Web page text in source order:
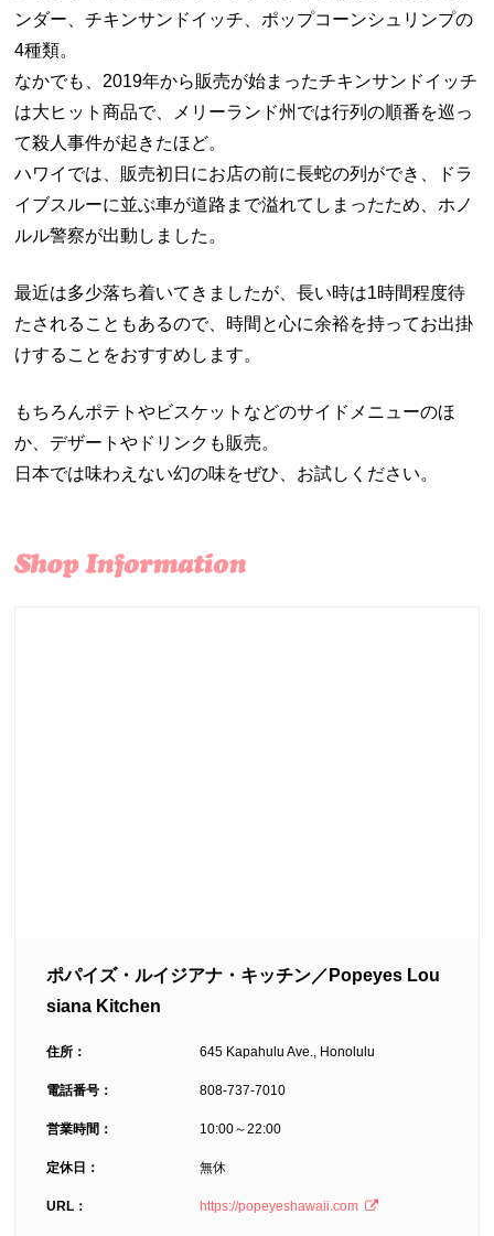
ンダー、チキンサンドイッチ、ポップコーンシュリンプの
4種類。
なかでも、2019年から販売が始まったチキンサンドイッチ
は大ヒット商品で、メリーランド州では行列の順番を巡っ
て殺人事件が起きたほど。
ハワイでは、販売初日にお店の前に長蛇の列ができ、ドラ
イブスルーに並ぶ車が道路まで溢れてしまったため、ホノ
ルル警察が出動しました。
最近は多少落ち着いてきましたが、長い時は1時間程度待
たされることもあるので、時間と心に余裕を持ってお出掛
けすることをおすすめします。
もちろんポテトやビスケットなどのサイドメニューのほ
か、デザートやドリンクも販売。
日本では味わえない幻の味をぜひ、お試しください。
ポパイズ・ルイジアナ・キッチン／Popeyes Lou
siana Kitchen
住所： 645 Kapahulu Ave., Honolulu
電話番号： 808-737-7010
営業時間： 10:00～22:00
定休日： 無休
URL： https://popeyeshawaii.com